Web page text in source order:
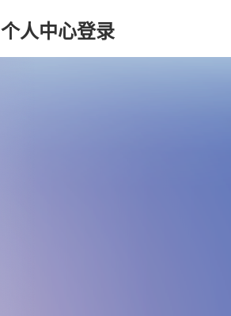
个人中心登录